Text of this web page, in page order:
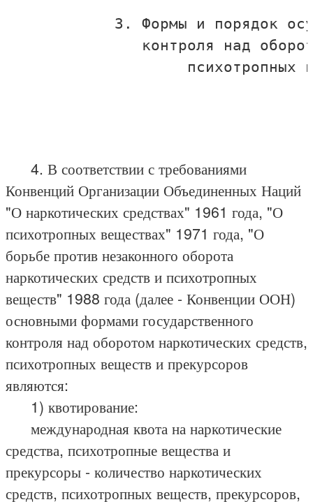
3. Формы и порядок
контроля над
психотропных
4. В соответствии с требованиями
Конвенций Организации Объединенных Наций
"О наркотических средствах" 1961 года, "О
психотропных веществах" 1971 года, "О
борьбе против незаконного оборота
наркотических средств и психотропных
веществ" 1988 года (далее - Конвенции ООН)
основными формами государственного
контроля над оборотом наркотических средств,
психотропных веществ и прекурсоров
являются:
1) квотирование:
международная квота на наркотические
средства, психотропные вещества и
прекурсоры - количество наркотических
средств, психотропных веществ, прекурсоров,